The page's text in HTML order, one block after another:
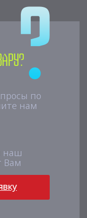
по
нам
наш
Вам